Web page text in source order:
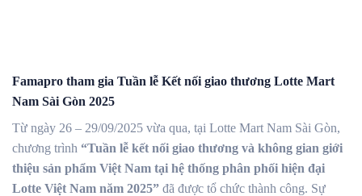
Famapro tham gia Tuần lễ Kết nối giao thương Lotte Mart
Nam Sài Gòn 2025
Từ ngày 26 – 29/09/2025 vừa qua, tại Lotte Mart Nam Sài Gòn,
chương trình “Tuần lễ kết nối giao thương và không gian giới
thiệu sản phẩm Việt Nam tại hệ thống phân phối hiện đại
Lotte Việt Nam năm 2025” đã được tổ chức thành công. Sự